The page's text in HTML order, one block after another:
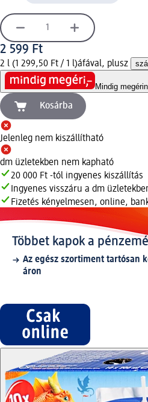
2 599 Ft
2 l (1 299,50 Ft / 1 l)áfával, plusz
Mindig megéri
Kosárba
Jelenleg nem kiszállítható
dm üzletekben nem kapható
20 000 Ft -tól ingyenes kiszállítás
Ingyenes visszáru a dm
Fizetés kényelmesen, online,
Többet kapok a
Az egész szortiment tartósan
áron